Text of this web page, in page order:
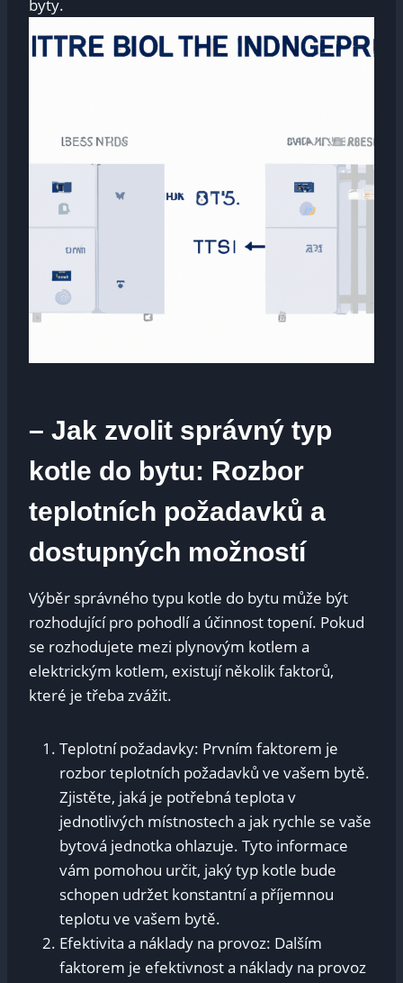
byty.
– Jak zvolit správný typ
kotle do bytu: Rozbor
teplotních požadavků a
dostupných možností
Výběr správného typu kotle do bytu může být
rozhodující pro pohodlí a účinnost topení. Pokud
se rozhodujete mezi plynovým kotlem a
elektrickým kotlem, existují několik faktorů,
které je třeba zvážit.
Teplotní požadavky: Prvním faktorem je
rozbor teplotních požadavků ve vašem bytě.
Zjistěte, jaká je potřebná teplota v
jednotlivých místnostech a jak rychle se vaše
bytová jednotka ohlazuje. Tyto informace
vám pomohou určit, jaký typ kotle bude
schopen udržet konstantní a příjemnou
teplotu ve vašem bytě.
Efektivita a náklady na provoz: Dalším
faktorem je efektivnost a náklady na provoz